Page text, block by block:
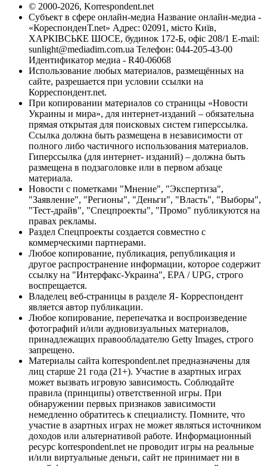
© 2000-2026, Korrespondent.net
Субъект в сфере онлайн-медиа Название онлайн-медиа -
«КореспонденТ.net» Адрес: 02091, місто Київ,
ХАРКІВСЬКЕ ШОСЕ, будинок 172-Б, офіс 208/1 E-mail:
sunlight@mediadim.com.ua Телефон: 044-205-43-00
Идентификатор медиа - R40-06068
Использование любых материалов, размещённых на
сайте, разрешается при условии ссылки на
Корреспондент.net.
При копировании материалов со страницы «Новости
Украины и мира», для интернет-изданий – обязательна
прямая открытая для поисковых систем гиперссылка.
Ссылка должна быть размещена в независимости от
полного либо частичного использования материалов.
Гиперссылка (для интернет- изданий) – должна быть
размещена в подзаголовке или в первом абзаце
материала.
Новости с пометками "Мнение", "Экспертиза",
"Заявление", "Регионы", "Деньги", "Власть", "Выборы",
"Тест-драйв", "Спецпроекты", "Промо" публикуются на
правах рекламы.
Раздел Спецпроекты создается совместно с
коммерческими партнерами.
Любое копирование, публикация, републикация и
другое распространение информации, которое содержит
ссылку на "Интерфакс-Украина", EPA / UPG, строго
воспрещается.
Владелец веб-страницы в разделе Я- Корреспондент
является автор публикации.
Любое копирование, перепечатка и воспроизведение
фотографий и/или аудиовизуальных материалов,
принадлежащих правообладателю Getty Images, строго
запрещено.
Материалы сайта korrespondent.net предназначены для
лиц старше 21 года (21+). Участие в азартных играх
может вызвать игровую зависимость. Соблюдайте
правила (принципы) ответственной игры. При
обнаружении первых признаков зависимости
немедленно обратитесь к специалисту. Помните, что
участие в азартных играх не может являться источником
доходов или альтернативой работе. Информационный
ресурс korrespondent.net не проводит игры на реальные
и/или виртуальные деньги, сайт не принимает ни в